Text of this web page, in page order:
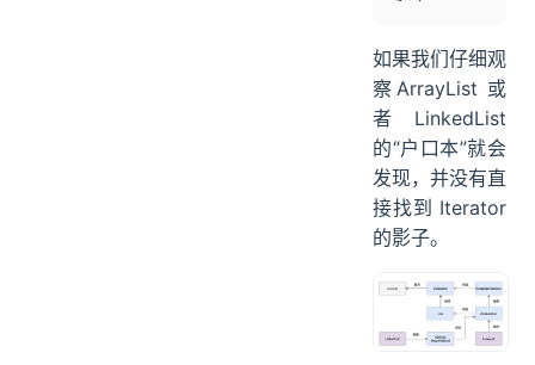
如果我们仔细观
察ArrayList 或
者 LinkedList
的“户口本”就会
发现，并没有直
接找到 Iterator
的影子。